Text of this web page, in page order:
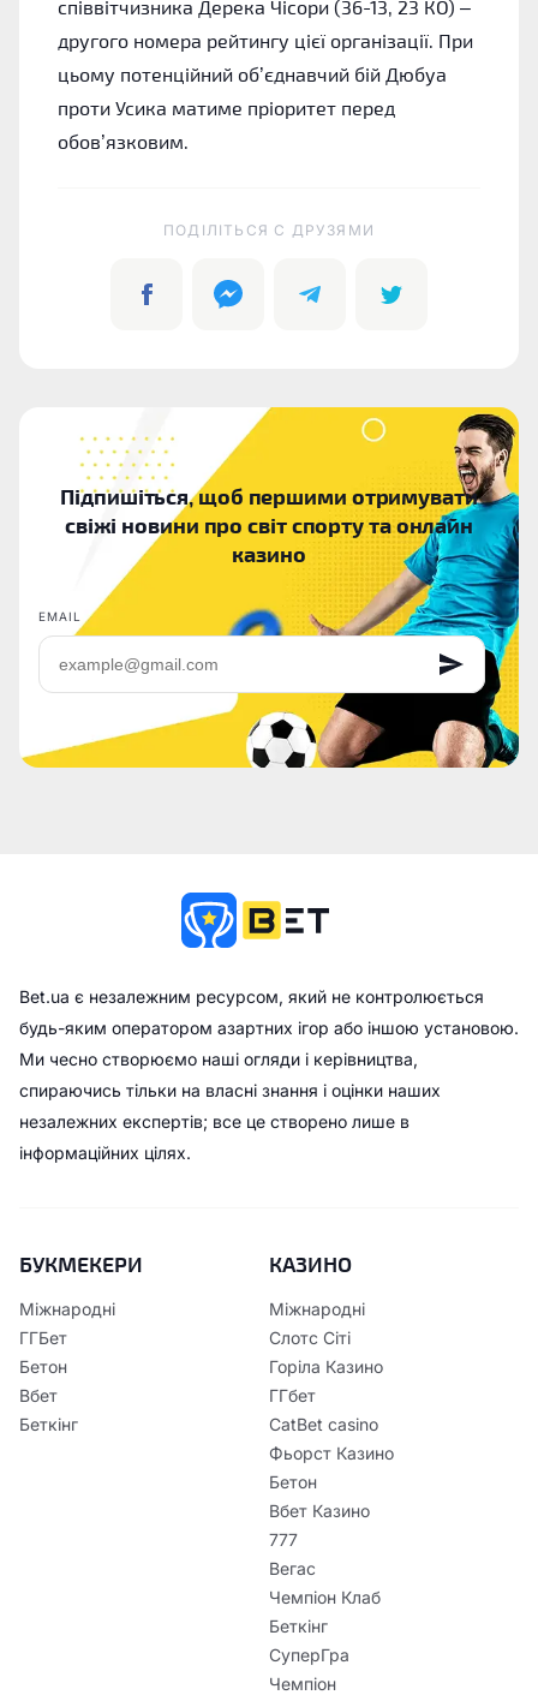
співвітчизника Дерека Чісори (36-13, 23 КО) –
другого номера рейтингу цієї організації. При
цьому потенційний об’єднавчий бій Дюбуа
проти Усика матиме пріоритет перед
обов’язковим.
ПОДІЛІТЬСЯ C ДРУЗЯМИ
Підпишіться, щоб першими отримувати
свіжі новини про світ спорту та онлайн
казино
EMAIL
Bet.ua є незалежним ресурсом, який не контролюється
будь-яким оператором азартних ігор або іншою установою.
Ми чесно створюємо наші огляди і керівництва,
спираючись тільки на власні знання і оцінки наших
незалежних експертів; все це створено лише в
інформаційних цілях.
БУКМЕКЕРИ
Міжнародні
ГГБет
Бетон
Вбет
Беткінг
КАЗИНО
Міжнародні
Слотс Сіті
Горіла Казино
ГГбет
CatBet casino
Фьорст Казино
Бетон
Вбет Казино
777
Вегас
Чемпіон Клаб
Беткінг
СуперГра
Чемпіон